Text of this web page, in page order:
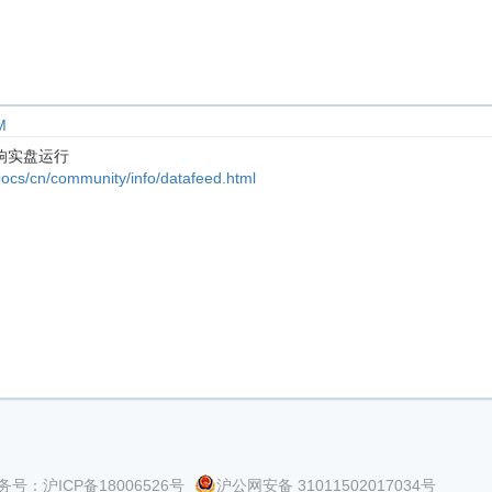
实盘运行
cn/community/info/datafeed.html
号：沪ICP备18006526号 沪公网安备 31011502017034号